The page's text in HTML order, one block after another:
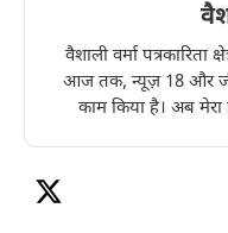
वैशाली वर्मा पत्रकारिता
आज तक, न्यूज़ 18 और
काम किया है। अब मेरा